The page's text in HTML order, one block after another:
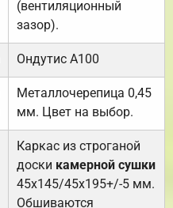
(вентиляционный
зазор).
Ондутис А100
Металлочерепица 0,45
мм. Цвет на выбор.
Каркас из строганой
доски камерной сушки
45х145/45х195+/-5 мм.
Обшиваются